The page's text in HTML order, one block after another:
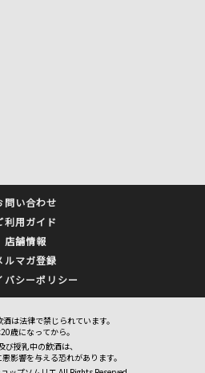
問い合わせ
利用ガイド
店舗情報
ルマガ登録
バシーポリシー
は法律で禁じられています。
歳になってから。
び授乳中の飲酒は、
影響を与える恐れがあります。